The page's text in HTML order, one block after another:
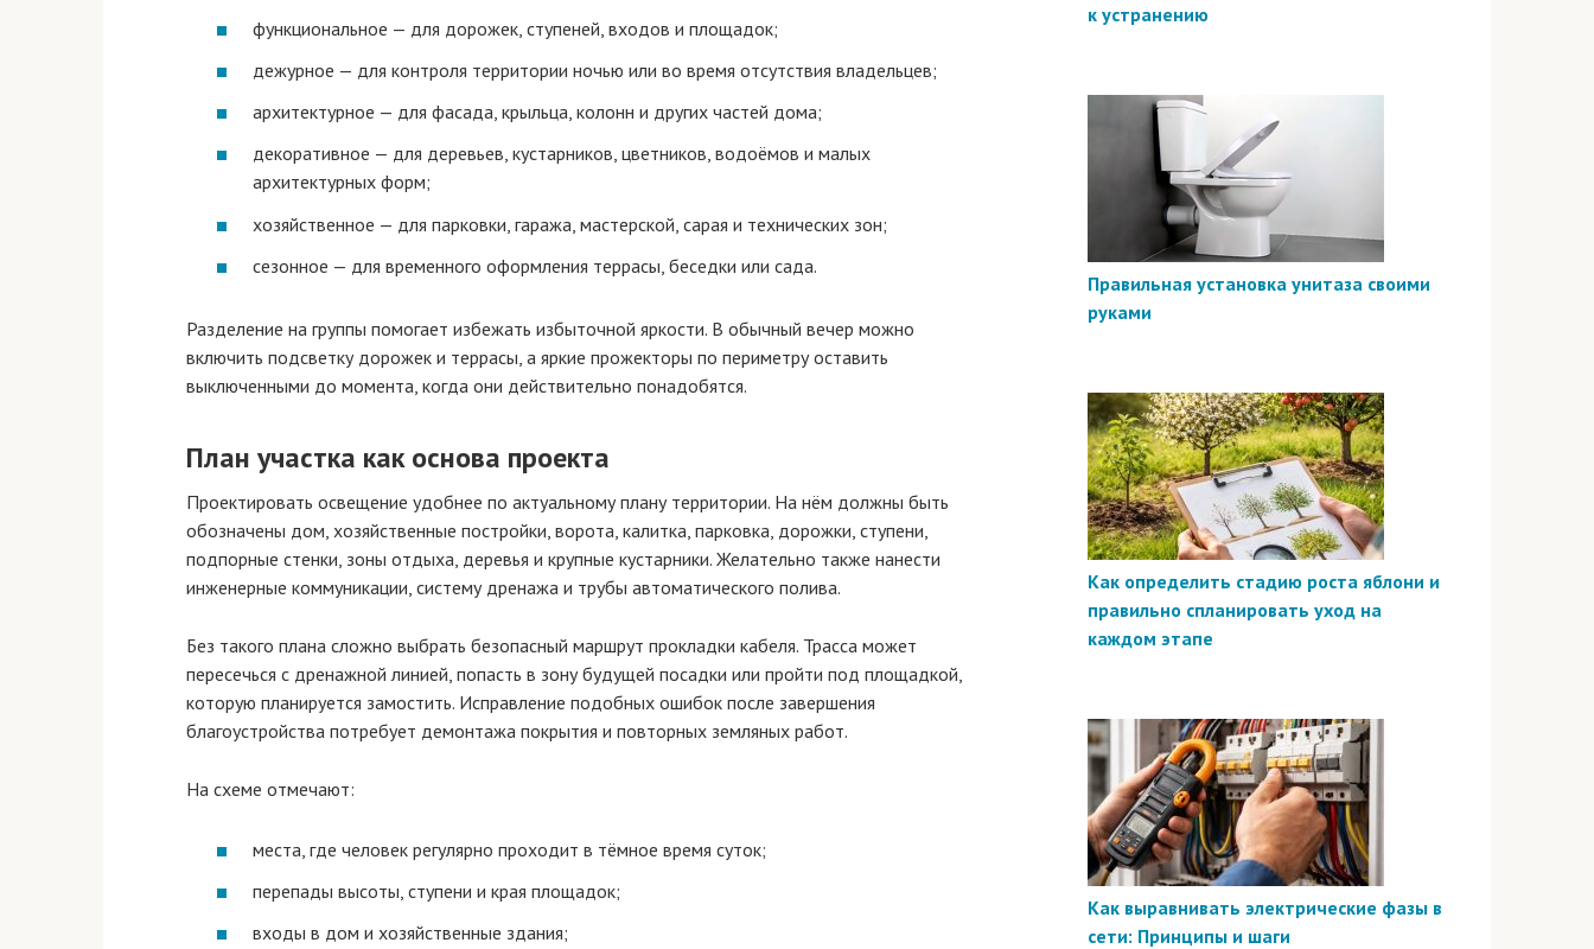
функциональное — для дорожек, ступеней, входов и площадок;
дежурное — для контроля территории ночью или во время отсутствия владельцев;
архитектурное — для фасада, крыльца, колонн и других частей дома;
декоративное — для деревьев, кустарников, цветников, водоёмов и малых
архитектурных форм;
хозяйственное — для парковки, гаража, мастерской, сарая и технических зон;
сезонное — для временного оформления террасы, беседки или сада.
Разделение на группы помогает избежать избыточной яркости. В обычный вечер можно
включить подсветку дорожек и террасы, а яркие прожекторы по периметру оставить
выключенными до момента, когда они действительно понадобятся.
План участка как основа проекта
Проектировать освещение удобнее по актуальному плану территории. На нём должны быть
обозначены дом, хозяйственные постройки, ворота, калитка, парковка, дорожки, ступени,
подпорные стенки, зоны отдыха, деревья и крупные кустарники. Желательно также нанести
инженерные коммуникации, систему дренажа и трубы автоматического полива.
Без такого плана сложно выбрать безопасный маршрут прокладки кабеля. Трасса может
пересечься с дренажной линией, попасть в зону будущей посадки или пройти под площадкой,
которую планируется замостить. Исправление подобных ошибок после завершения
благоустройства потребует демонтажа покрытия и повторных земляных работ.
На схеме отмечают:
места, где человек регулярно проходит в тёмное время суток;
перепады высоты, ступени и края площадок;
входы в дом и хозяйственные здания;
к устранению
Правильная установка унитаза своими
руками
Как определить стадию роста яблони и
правильно спланировать уход на
каждом этапе
Как выравнивать электрические фазы в
сети: Принципы и шаги